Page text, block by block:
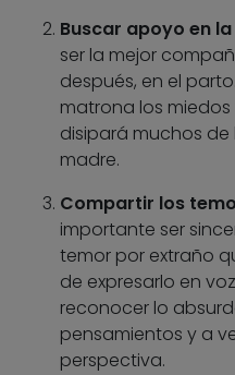
Buscar apoyo en
ser la mejor
después, en el
matrona los miedos
disipará muchos
madre.
Compartir los
importante ser
temor por extraño
de expresarlo en
reconocer lo
pensamientos y a
perspectiva.